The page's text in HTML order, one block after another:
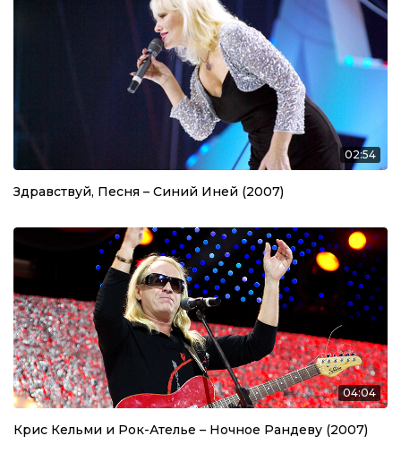
02:54
Здравствуй, Песня – Синий Иней (2007)
04:04
Крис Кельми и Рок-Ателье – Ночное Рандеву (2007)